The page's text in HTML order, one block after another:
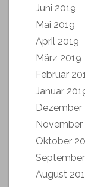
Juni 2019
Mai 2019
April 2019
März 2019
Februar
Januar
Dezember
November
Oktober
August